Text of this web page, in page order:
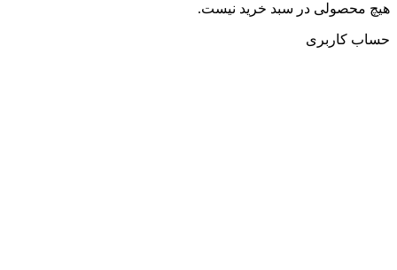
هیچ محصولی در سبد خرید نیست.
حساب کاربری